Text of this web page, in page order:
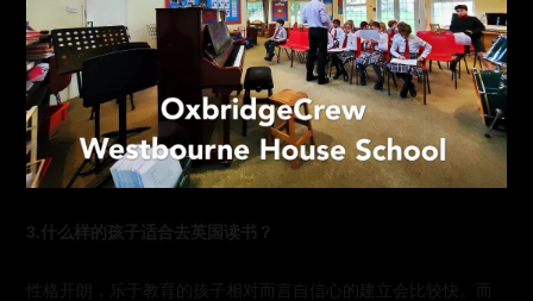
3.什么样的孩子适合去英国读书？
性格开朗，乐于教育的孩子相对而言自信心的建立会比较快。而